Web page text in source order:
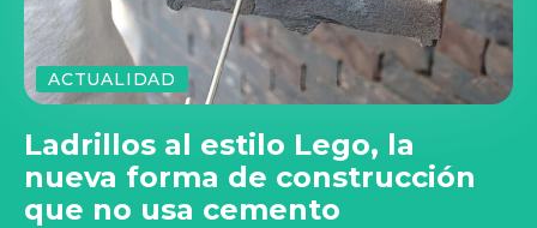
ACTUALIDAD
Ladrillos al estilo Lego, la
nueva forma de construcción
que no usa cemento